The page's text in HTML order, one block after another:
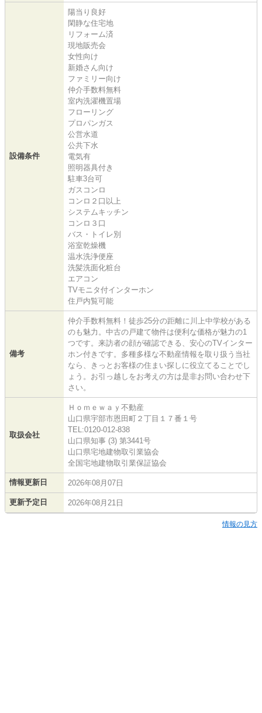
設備条件
陽当り良好
閑静な住宅地
リフォーム済
現地販売会
女性向け
新婚さん向け
ファミリー向け
仲介手数料無料
室内洗濯機置場
フローリング
プロパンガス
公営水道
公共下水
電気有
照明器具付き
駐車3台可
ガスコンロ
コンロ２口以上
システムキッチン
コンロ３口
バス・トイレ別
浴室乾燥機
温水洗浄便座
洗髪洗面化粧台
エアコン
TVモニタ付インターホン
住戸内覧可能
備考
仲介手数料無料！徒歩25分の距離に川上中学校がある
のも魅力。中古の戸建て物件は便利な価格が魅力の1
つです。来訪者の顔が確認できる、安心のTVインター
ホン付きです。多種多様な不動産情報を取り扱う当社
なら、きっとお客様の住まい探しに役立てることでし
ょう。お引っ越しをお考えの方は是非お問い合わせ下
さい。
取扱会社
Ｈｏｍｅｗａｙ不動産
山口県宇部市恩田町２丁目１７番１号
TEL:0120-012-838
山口県知事 (3) 第3441号
山口県宅地建物取引業協会
全国宅地建物取引業保証協会
情報更新日 2026年08月07日
更新予定日 2026年08月21日
情報の見方